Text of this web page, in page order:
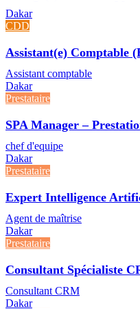
Dakar
CDD
Assistant(e) Comptable
Assistant comptable
Dakar
Prestataire
SPA Manager –
chef d'equipe
Dakar
Prestataire
Expert Intelligence
Agent de maîtrise
Dakar
Prestataire
Consultant Spécialiste
Consultant CRM
Dakar